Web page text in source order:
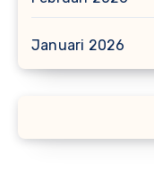
Januari 2026